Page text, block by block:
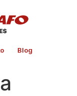
Blog